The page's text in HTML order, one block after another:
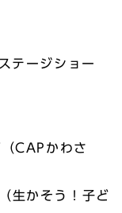
テージショー
CAPかわさ
生かそう！子ど